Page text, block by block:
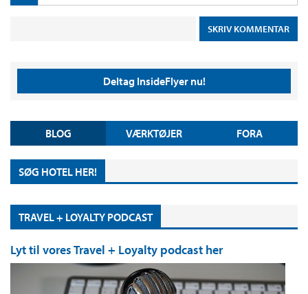
Deltag InsideFlyer nu!
BLOG VÆRKTØJER FORA
SØG HOTEL HER!
TRAVEL + LOYALTY PODCAST
Lyt til vores Travel + Loyalty podcast her